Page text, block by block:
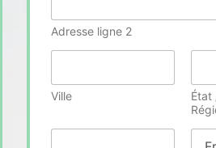
Adresse ligne 2
Ville
État